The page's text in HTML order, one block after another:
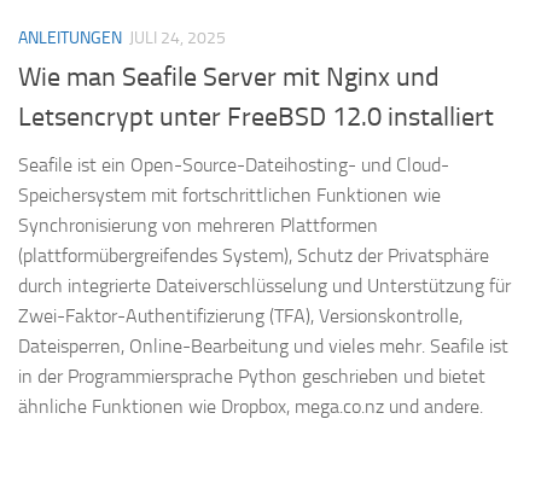
ANLEITUNGEN JULI 24, 2025
Wie man Seafile Server mit Nginx und
Letsencrypt unter FreeBSD 12.0 installiert
Seafile ist ein Open-Source-Dateihosting- und Cloud-
Speichersystem mit fortschrittlichen Funktionen wie
Synchronisierung von mehreren Plattformen
(plattformübergreifendes System), Schutz der Privatsphäre
durch integrierte Dateiverschlüsselung und Unterstützung für
Zwei-Faktor-Authentifizierung (TFA), Versionskontrolle,
Dateisperren, Online-Bearbeitung und vieles mehr. Seafile ist
in der Programmiersprache Python geschrieben und bietet
ähnliche Funktionen wie Dropbox, mega.co.nz und andere.